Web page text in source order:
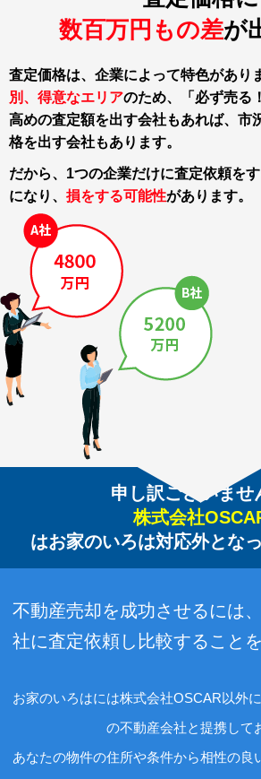
数百万円もの差が
査定価格は、企業によって特色があり
別、得意なエリアのため、「必ず売る
高めの査定額を出す会社もあれば、市
格を出す会社もあります。
だから、1つの企業だけに査定依頼を
になり、 損をする可能性があります。
申し訳ございませ
株式会社
はお家のいろは対応外とな
不動産売却を成功させるには
社に査定依頼し比較すること
お家のいろはには株式会社OSCAR以外
の不動産会社と提携して
あなたの物件の住所や条件から相性の良